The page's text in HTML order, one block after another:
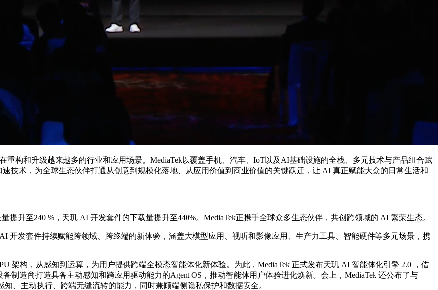
构和升级越来越多的行业和应用场景。MediaTek以覆盖手机、汽车、IoT以及AI基础设施的全栈、多元技术与产品组合赋
技术，为全球生态伙伴打通从创意到规模化落地、从应用价值到商业价值的关键跃迁，让 AI 真正赋能大众的日常生活和
至240 %，天玑 AI 开发套件的下载量提升至440%。MediaTek正携手全球众多生态伙伴，共创跨领域的 AI 繁荣生态。
发套件持续赋能跨领域、跨终端的新体验，涵盖大模型应用、视听和影像应用、生产力工具、智能硬件等多元场景，携
构，从感知到运算，为用户提供跨端全模态智能体化新体验。为此，MediaTek 正式发布天玑 AI 智能体化引擎 2.0 ，借
制造商打造具备主动感知和跨应用驱动能力的Agent OS，推动智能体用户体验进化焕新。会上，MediaTek 还公布了与
、主动执行、跨端无缝流转的能力，同时兼顾端侧隐私保护和数据安全。